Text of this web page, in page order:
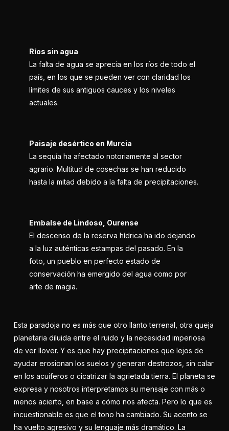
Ríos sin agua
La falta de agua se aprecia en los ríos de todo el
país, en los que se pueden ver con claridad los
límites de sus antiguos cauces y los niveles
actuales.
Paisaje desértico en Murcia
La sequía ha afectado notoriamente al sector
agrario. Multitud de cosechas se han reducido
hasta la mitad debido a la falta de precipitaciones.
Embalse de Lindoso, Ourense
El descenso de la reserva hídrica ha ido dejando
a la luz auténticas estampas del pasado. En la
foto, un pueblo en perfecto estado de
conservación ha emergido del agua como por
arte de magia.
Esta paradoja no es más que otro llanto terrenal, otra queja
planetaria diluida entre el ruido y la necesidad imperiosa
de ver llover. Y es que hay precipitaciones que lejos de
ayudar erosionan los suelos y generan destrozos, sin calar
en los acuíferos o cicatrizar la agrietada tierra. El planeta se
expresa y nosotros interpretamos su mensaje con más o
menos acierto, en base a cómo nos afecta. Pero lo que es
incuestionable es que el tono ha cambiado. Su acento se
ha vuelto agresivo y su lenguaje más dramático. La